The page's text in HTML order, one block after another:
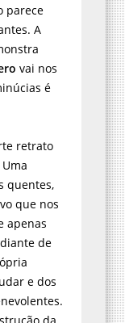
parece
A
vai nos
é
retrato
quentes,
que nos
apenas
diante de
e dos